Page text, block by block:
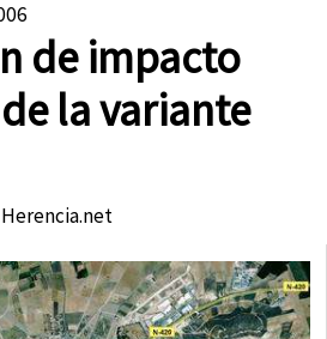
de impacto
la variante